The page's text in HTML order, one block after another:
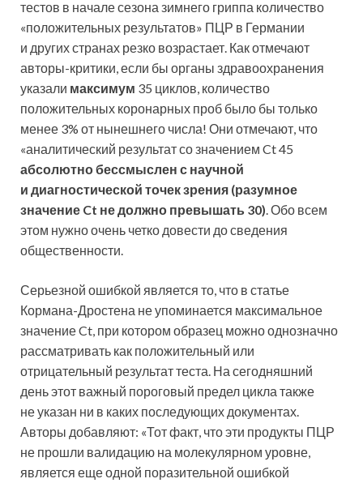
тестов в начале сезона зимнего гриппа количество
«положительных результатов» ПЦР в Германии
и других странах резко возрастает. Как отмечают
авторы-критики, если бы органы здравоохранения
указали максимум 35 циклов, количество
положительных коронарных проб было бы только
менее 3% от нынешнего числа! Они отмечают, что
«аналитический результат со значением Ct 45
абсолютно бессмыслен с научной
и диагностической точек зрения (разумное
значение Ct не должно превышать 30). Обо всем
этом нужно очень четко довести до сведения
общественности.
Серьезной ошибкой является то, что в статье
Кормана-Дростена не упоминается максимальное
значение Ct, при котором образец можно однозначно
рассматривать как положительный или
отрицательный результат теста. На сегодняшний
день этот важный пороговый предел цикла также
не указан ни в каких последующих документах.
Авторы добавляют: «Тот факт, что эти продукты ПЦР
не прошли валидацию на молекулярном уровне,
является еще одной поразительной ошибкой